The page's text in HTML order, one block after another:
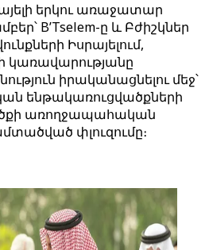
երկու առաջատար
B’Tselem-ը և Բժիշկներ
Իսրայելում,
կառավարությանը
իրականացնելու մեջ՝
ենթակառուցվածքների
առողջապահական
փլուզումը։